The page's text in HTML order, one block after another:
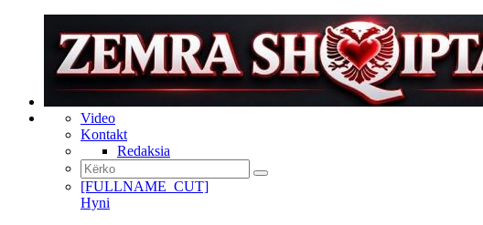
Video
Kontakt
Redaksia
[FULLNAME_CUT]
Hyni